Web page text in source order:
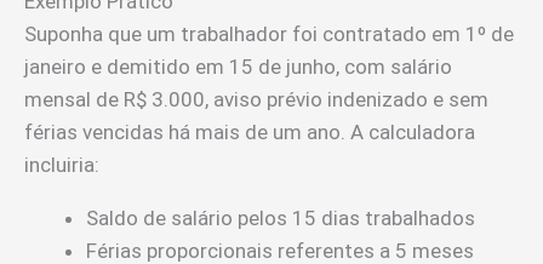
Suponha que um trabalhador foi contratado em 1º de
janeiro e demitido em 15 de junho, com salário
mensal de R$ 3.000, aviso prévio indenizado e sem
férias vencidas há mais de um ano. A calculadora
incluiria:
Saldo de salário pelos 15 dias trabalhados
Férias proporcionais referentes a 5 meses